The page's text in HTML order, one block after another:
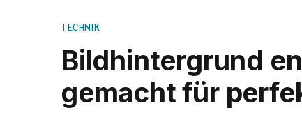
TECHNIK
Bildhintergrund
gemacht für